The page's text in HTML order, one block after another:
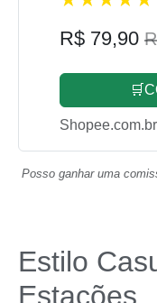
R$ 79,90
Shopee.com.br
Posso ganhar uma
Estilo
Estações